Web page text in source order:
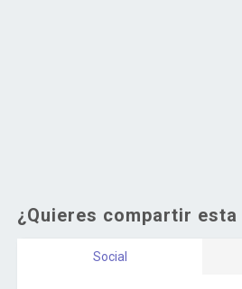
¿Quieres compartir
Social